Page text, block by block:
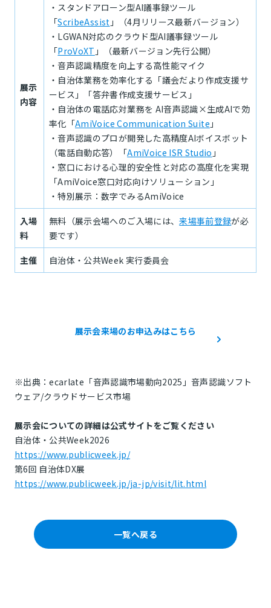
展示
内容
・スタンドアローン型AI議事録ツール
「ScribeAssist 」（4月リリース最新バージョン）
・LGWAN対応のクラウド型AI議事録ツール
「ProVoXT 」（最新バージョン先行公開）
・音声認識精度を向上する高性能マイク
・自治体業務を効率化する「議会だより作成支援サ
ービス」「答弁書作成支援サービス」
・自治体の電話応対業務を AI音声認識×生成AIで効
率化「AmiVoice Communication Suite 」
・音声認識のプロが開発した高精度AIボイスボット
（電話自動応答）「AmiVoice ISR Studio 」
・窓口における心理的安全性と対応の高度化を実現
「AmiVoice窓口対応向けソリューション」
・特別展示：数字でみるAmiVoice
入場
料
無料（展示会場へのご入場には、来場事前登録が必
要です）
主催 自治体・公共Week 実行委員会
展示会来場のお申込みはこちら
※出典：ecarlate「音声認識市場動向2025」音声認識ソフト
ウェア/クラウドサービス市場
展示会についての詳細は公式サイトをご覧ください
自治体・公共Week2026
https://www.publicweek.jp/
第6回 自治体DX展
https://www.publicweek.jp/ja-jp/visit/lit.html
一覧へ戻る